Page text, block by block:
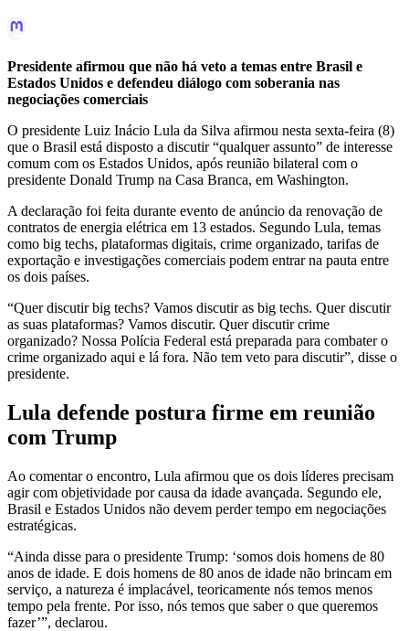
Presidente afirmou que não há veto a temas entre Brasil e
Estados Unidos e defendeu diálogo com soberania nas
negociações comerciais
O presidente Luiz Inácio Lula da Silva afirmou nesta sexta-feira (8)
que o Brasil está disposto a discutir “qualquer assunto” de interesse
comum com os Estados Unidos, após reunião bilateral com o
presidente Donald Trump na Casa Branca, em Washington.
A declaração foi feita durante evento de anúncio da renovação de
contratos de energia elétrica em 13 estados. Segundo Lula, temas
como big techs, plataformas digitais, crime organizado, tarifas de
exportação e investigações comerciais podem entrar na pauta entre
os dois países.
“Quer discutir big techs? Vamos discutir as big techs. Quer discutir
as suas plataformas? Vamos discutir. Quer discutir crime
organizado? Nossa Polícia Federal está preparada para combater o
crime organizado aqui e lá fora. Não tem veto para discutir”, disse o
presidente.
Lula defende postura firme em reunião
com Trump
Ao comentar o encontro, Lula afirmou que os dois líderes precisam
agir com objetividade por causa da idade avançada. Segundo ele,
Brasil e Estados Unidos não devem perder tempo em negociações
estratégicas.
“Ainda disse para o presidente Trump: ‘somos dois homens de 80
anos de idade. E dois homens de 80 anos de idade não brincam em
serviço, a natureza é implacável, teoricamente nós temos menos
tempo pela frente. Por isso, nós temos que saber o que queremos
fazer’”, declarou.